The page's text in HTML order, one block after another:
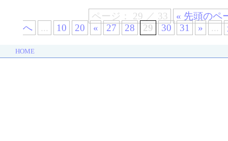
ページ： 29 ／ 33
« 先頭のペ
へ
... 10 20 « 27 28 29 30 31 » ...
HOME